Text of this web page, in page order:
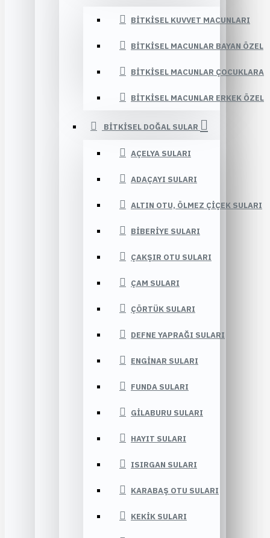
BITKISEL KUVVET MACUNLARI
BITKISEL MACUNLAR BAYAN ÖZEL
BITKISEL MACUNLAR ÇOCUKLARA
BITKISEL MACUNLAR ERKEK ÖZEL
BITKISEL DOĞAL SULAR
AÇELYA SULARI
ADAÇAYI SULARI
ALTIN OTU, ÖLMEZ ÇIÇEK SULARI
BIBERIYE SULARI
ÇAKŞIR OTU SULARI
ÇAM SULARI
ÇÖRTÜK SULARI
DEFNE YAPRAĞI SULARI
ENGINAR SULARI
FUNDA SULARI
GILABURU SULARI
HAYIT SULARI
ISIRGAN SULARI
KARABAŞ OTU SULARI
KEKIK SULARI